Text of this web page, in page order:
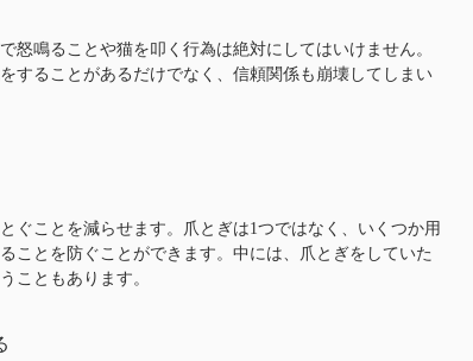
怒鳴ることや猫を叩く行為は絶対にしてはいけません。
することがあるだけでなく、信頼関係も崩壊してしまい
ぐことを減らせます。爪とぎは1つではなく、いくつか用
ことを防ぐことができます。中には、爪とぎをしていた
こともあります。